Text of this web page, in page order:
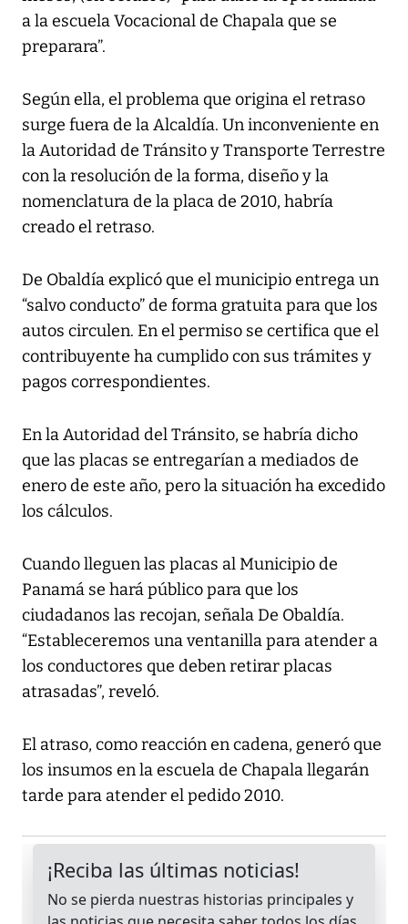
a la escuela Vocacional de Chapala que se
preparara”.
Según ella, el problema que origina el retraso
surge fuera de la Alcaldía. Un inconveniente en
la Autoridad de Tránsito y Transporte Terrestre
con la resolución de la forma, diseño y la
nomenclatura de la placa de 2010, habría
creado el retraso.
De Obaldía explicó que el municipio entrega un
“salvo conducto” de forma gratuita para que los
autos circulen. En el permiso se certifica que el
contribuyente ha cumplido con sus trámites y
pagos correspondientes.
En la Autoridad del Tránsito, se habría dicho
que las placas se entregarían a mediados de
enero de este año, pero la situación ha excedido
los cálculos.
Cuando lleguen las placas al Municipio de
Panamá se hará público para que los
ciudadanos las recojan, señala De Obaldía.
“Estableceremos una ventanilla para atender a
los conductores que deben retirar placas
atrasadas”, reveló.
El atraso, como reacción en cadena, generó que
los insumos en la escuela de Chapala llegarán
tarde para atender el pedido 2010.